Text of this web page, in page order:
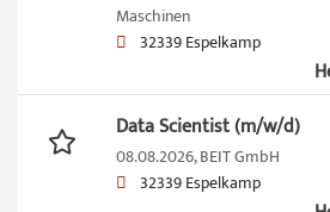
Maschinen
32339 Espelkamp
Data Scientist (m/w/d)
08.08.2026,BEIT GmbH
32339 Espelkamp